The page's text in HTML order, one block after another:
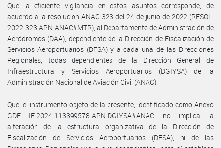
Que la eficiente vigilancia en estos asuntos corresponde, de
acuerdo a la resolución ANAC 323 del 24 de junio de 2022 (RESOL-
2022-323-APN-ANAC#MTR), al Departamento de Administración de
Aeródromos (DAA), dependiente de la Dirección de Fiscalización de
Servicios Aeroportuarios (DFSA) y a cada una de las Direcciones
Regionales, todas dependientes de la Dirección General de
Infraestructura y Servicios Aeroportuarios (DGIYSA) de la
Administración Nacional de Aviación Civil (ANAC).
Que, el instrumento objeto de la presente, identificado como Anexo
GDE IF-2024-113399578-APN-DGIYSA#ANAC no implica la
alteración de la estructura organizativa de la Dirección de
Fiscalización de Servicios Aeroportuarios (DFSA), ni de las